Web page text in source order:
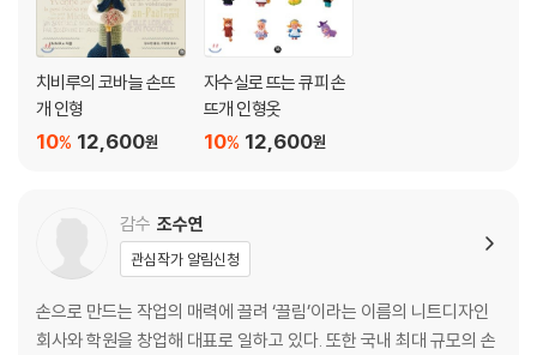
치비루의 코바늘 손뜨
개 인형
12,600원
10%
자수실로 뜨는 큐피 손
뜨개 인형옷
12,600원
10%
감수 조수연
관심작가 알림신청
손으로 만드는 작업의 매력에 끌려 ‘끌림’이라는 이름의 니트디자인
회사와 학원을 창업해 대표로 일하고 있다. 또한 국내 최대 규모의 손